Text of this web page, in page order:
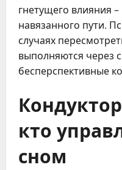
гнетущего влияния
навязанного пути.
случаях
выполняются через
бесперспективные
кто
сном